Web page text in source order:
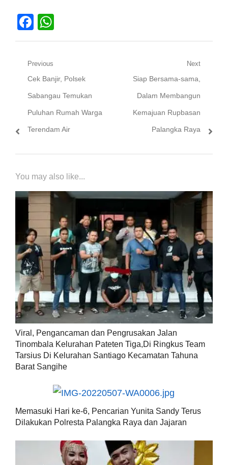
Facebook
WhatsApp
Navigasi
pos
Previous
Previous
post:
Cek Banjir, Polsek
Sabangau Temukan
Puluhan Rumah Warga
Terendam Air
Next
Next
post:
Siap Bersama-sama,
Dalam Membangun
Kemajuan Rupbasan
Palangka Raya
You may also like...
Viral, Pengancaman dan Pengrusakan Jalan
Tinombala Kelurahan Pateten Tiga,Di Ringkus Team
Tarsius Di Kelurahan Santiago Kecamatan Tahuna
Barat Sangihe
Memasuki Hari ke-6, Pencarian Yunita Sandy Terus
Dilakukan Polresta Palangka Raya dan Jajaran